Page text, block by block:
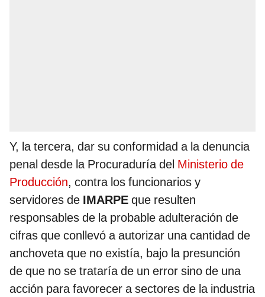
Y, la tercera, dar su conformidad a la denuncia
penal desde la Procuraduría del Ministerio de
Producción, contra los funcionarios y
servidores de IMARPE que resulten
responsables de la probable adulteración de
cifras que conllevó a autorizar una cantidad de
anchoveta que no existía, bajo la presunción
de que no se trataría de un error sino de una
acción para favorecer a sectores de la industria